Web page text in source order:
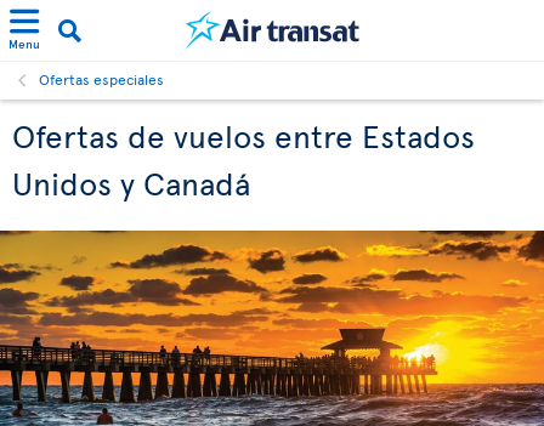
Menu
Ofertas especiales
Ofertas de vuelos entre Estados
Unidos y Canadá